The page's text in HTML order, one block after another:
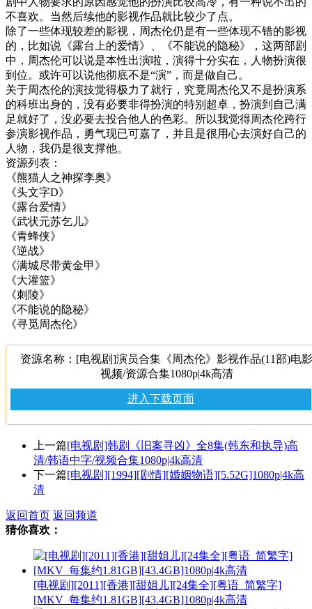
不喜欢。当然后续他的影视作品就比较少了点。
除了一些体现较差的影视，周杰伦仍是有一些体现不错的影视
的，比如说《露台上的爱情》、《不能说的隐秘》，这两部剧
中，周杰伦可以说是本性出演啦，演得十分实在，人物扮演很
到位。或许可以说他彻底不是“演”，而是做自己。
关于周杰伦的演技觉得极力了就行，究竟周杰伦又不是扮演系
的科班出身的，没有必要非得扮演的特别超卓，扮演到自己满
足就好了，没必要去投合他人的色彩。所以我觉得周杰伦跨行
参演影视作品，勇气现已可嘉了，并且是很用心去演好自己的
人物，我仍是很支撑他。
资源列表：
《熊猫人之神探李奥》
《头文字D》
《露台爱情》
《武状元苏乞儿》
《青蜂侠》
《逆战》
《满城尽带黄金甲》
《大灌篮》
《刺陵》
《不能说的隐秘》
《寻觅周杰伦》
资源名称：[电视剧]演员合集《周杰伦》影视作品(11部)电
视频/资源合集1080p|4k高清
进入下载页面
上一篇[电视剧]韩剧《旧案寻凶》全8集(韩东和执导)高
清/韩语中字/视频合集1080p|4k高清
下一篇[电视剧][1994][剧情][婚姻物语][5.52G]1080p|4k高
清
返回首页 返回频道
猜你喜欢：
[电视剧][2011][香港][甜姐儿][24集全][粤语_简繁字]
[MKV_每集约1.81GB][43.4GB]1080p|4k高清